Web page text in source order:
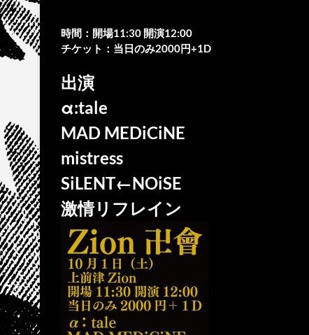
時間：開場11:30 開演12:00
チケット：当日のみ2000円+1D
出演
α:tale
MAD MEDiCiNE
mistress
SiLENT←NOiSE
激情リフレイン